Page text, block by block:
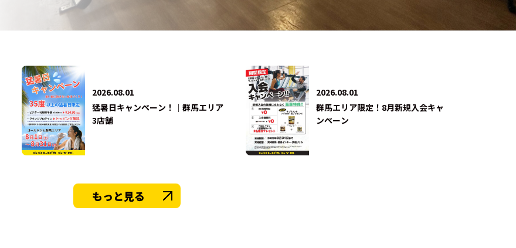
2026.08.01
猛暑日キャンペーン！｜群馬エリア
3店舗
2026.08.01
群馬エリア限定！8月新規入会キャ
ンペーン
もっと見る